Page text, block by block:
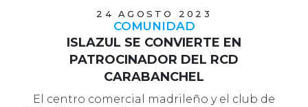
24 AGOSTO 2023
COMUNIDAD
ISLAZUL SE CONVIERTE EN
PATROCINADOR DEL RCD
CARABANCHEL
El centro comercial madrileño y el club de